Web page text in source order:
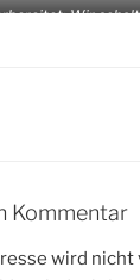
Wir
Kommentar
wird